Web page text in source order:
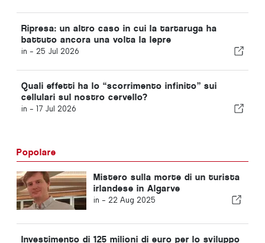
Ripresa: un altro caso in cui la tartaruga ha
battuto ancora una volta la lepre
in - 25 Jul 2026
Quali effetti ha lo “scorrimento infinito” sui
cellulari sul nostro cervello?
in - 17 Jul 2026
Popolare
Mistero sulla morte di un turista
irlandese in Algarve
in - 22 Aug 2025
Investimento di 125 milioni di euro per lo sviluppo